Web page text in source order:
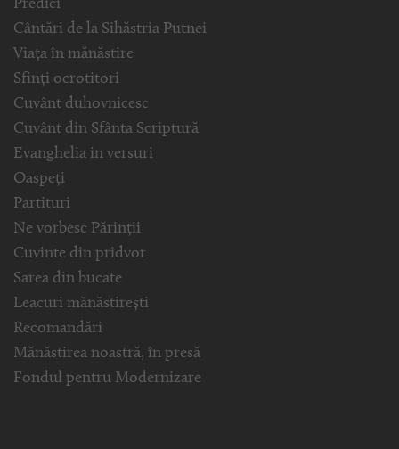
Predici
Cântări de la Sihăstria Putnei
Viața în mănăstire
Sfinți ocrotitori
Cuvânt duhovnicesc
Cuvânt din Sfânta Scriptură
Evanghelia in versuri
Oaspeți
Partituri
Ne vorbesc Părinții
Cuvinte din pridvor
Sarea din bucate
Leacuri mănăstirești
Recomandări
Mănăstirea noastră, în presă
Fondul pentru Modernizare